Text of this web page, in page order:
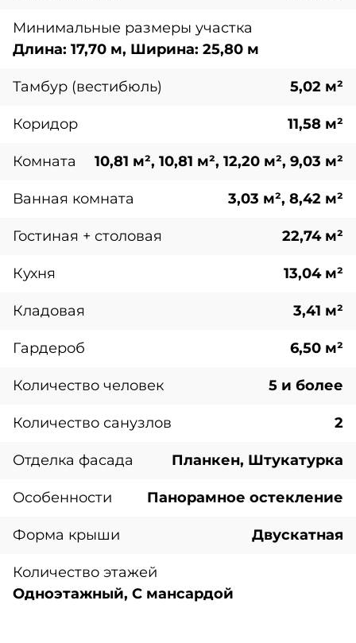
Минимальные размеры участка
Длина: 17,70 м, Ширина: 25,80 м
Тамбур (вестибюль) 5,02 м²
Коридор 11,58 м²
Комната 10,81 м², 10,81 м², 12,20 м², 9,03 м²
Ванная комната 3,03 м², 8,42 м²
Гостиная + столовая 22,74 м²
Кухня 13,04 м²
Кладовая 3,41 м²
Гардероб 6,50 м²
Количество человек 5 и более
Количество санузлов 2
Отделка фасада Планкен, Штукатурка
Особенности Панорамное остекление
Форма крыши Двускатная
Количество этажей
Одноэтажный, С мансардой